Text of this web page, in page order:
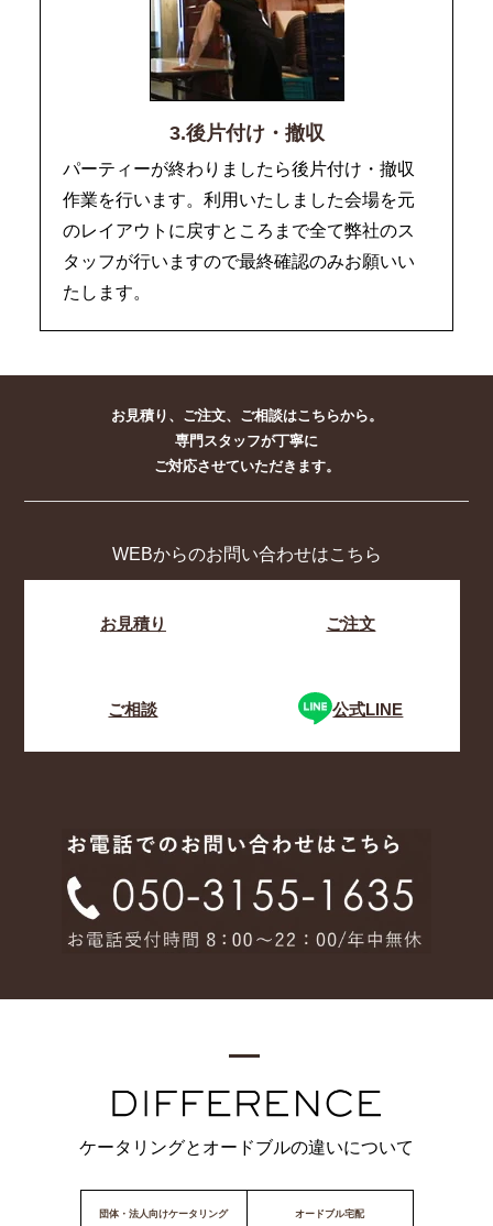
3.後片付け・撤収
パーティーが終わりましたら後片付け・撤収
作業を行います。利用いたしました会場を元
のレイアウトに戻すところまで全て弊社のス
タッフが行いますので最終確認のみお願いい
たします。
お見積り、ご注文、ご相談はこちらから。
専門スタッフが丁寧に
ご対応させていただきます。
WEBからのお問い合わせはこちら
お見積り ご注文
ご相談 公式LINE
ケータリングとオードブルの違いについて
団体・法人向けケータリング オードブル宅配